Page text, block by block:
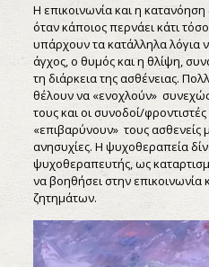
Η επικοινωνία και η
όταν κάποιος περνάει κάτι
υπάρχουν τα κατάλληλα λόγια
άγχος, ο θυμός και η θλίψη,
τη διάρκεια της ασθένειας.
θέλουν να «ενοχλούν»
τους και οι συνοδοί/
«επιβαρύνουν» τους ασθενείς
ανησυχίες. Η ψυχοθεραπεία
ψυχοθεραπευτής, ως
να βοηθήσει στην
ζητημάτων.